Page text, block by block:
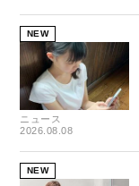
NEW
ニュース
2026.08.08
NEW